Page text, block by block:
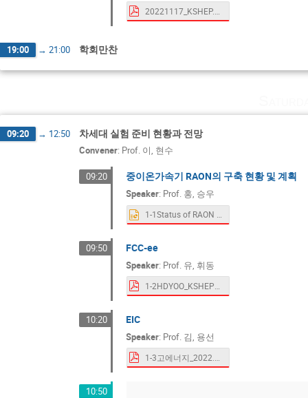
19:00 → 21:00 학회만찬
09:20 → 12:50 차세대 실험 준비 현황과 전망
Convener: Prof. 이, 현수
09:20 중이온가속기 RAON의 구축 현황 및 계획
Speaker: Prof. 홍, 승우
1-1Status of RAON - SW HONG.pptx
09:50 FCC-ee
Speaker: Prof. 유, 휘동
10:20 EIC
Speaker: Prof. 김, 용선
10:50